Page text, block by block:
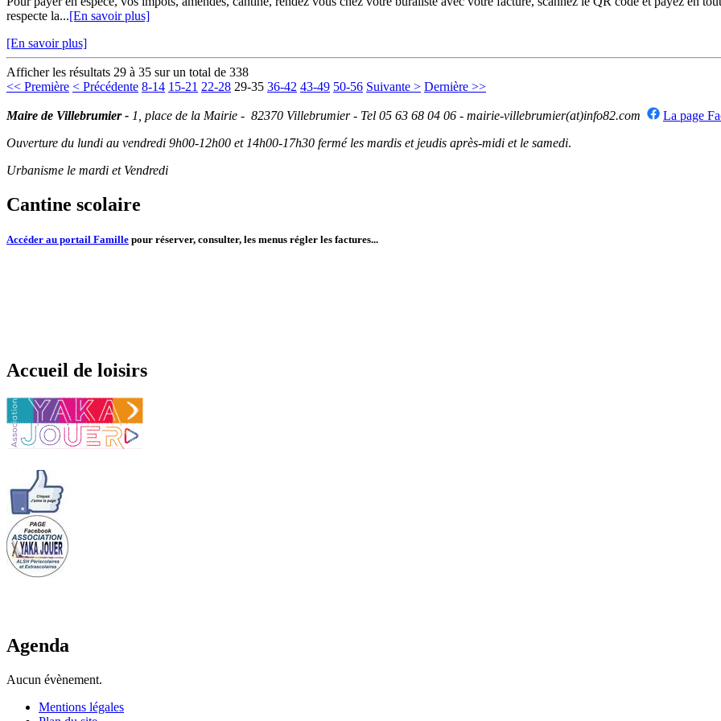
respecte la...[En savoir plus]
[En savoir plus]
Afficher les résultats 29 à 35 sur un total de 338
<< Première < Précédente 8-14 15-21 22-28 29-35 36-42 43-49 50-56 Suivante > Dernière >>
Maire de Villebrumier - 1, place de la Mairie - 82370 Villebrumier - Tel 05 63 68 04 06 - mairie-villebrumier(at)info82.com
La page
Ouverture du lundi au vendredi 9h00-12h00 et 14h00-17h30 fermé les mardis et jeudis après-midi et le samedi.
Urbanisme le mardi et Vendredi
Cantine scolaire
Accéder au portail Famille pour réserver, consulter, les menus régler les factures...
Accueil de loisirs
Agenda
Aucun évènement.
Mentions légales